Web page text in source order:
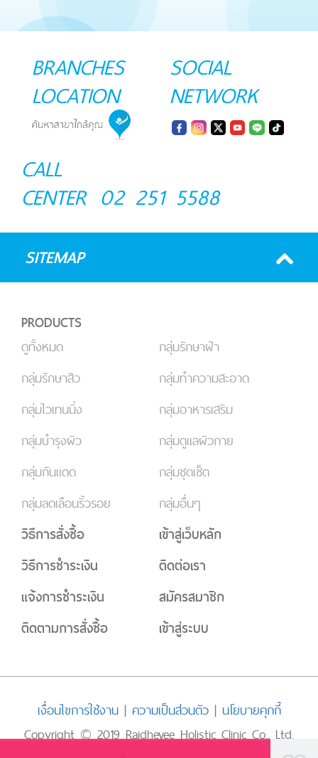
BRANCHES
LOCATION
SOCIAL
NETWORK
CALL
CENTER 02 251 5588
SITEMAP
PRODUCTS
ดูทั้งหมด
กลุ่มรักษาสิว
กลุ่มไวเทนนิ่ง
กลุ่มบำรุงผิว
กลุ่มกันแดด
กลุ่มลดเลือนริ้วรอย
กลุ่มรักษาฝ้า
กลุ่มทำความสะอาด
กลุ่มอาหารเสริม
กลุ่มดูแลผิวกาย
กลุ่มชุดเซ็ต
กลุ่มอื่นๆ
วิธีการสั่งซื้อ
วิธีการชำระเงิน
แจ้งการชำระเงิน
ติดตามการสั่งซื้อ
เข้าสู่เว็บหลัก
ติดต่อเรา
สมัครสมาชิก
เข้าสู่ระบบ
เงื่อนไขการใช้งาน| ความเป็นส่วนตัว| นโยบายคุกกี้
Copyright © 2019 Rajdhevee Holistic Clinic Co., Ltd.